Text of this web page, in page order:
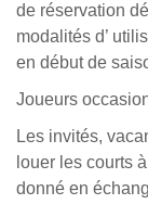
de réservation
modalités d’
en début de
Joueurs
Les invités,
louer les courts
donné en